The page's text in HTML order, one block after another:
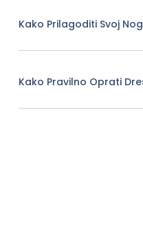
Kako Prilagoditi Svoj
Kako Pravilno Oprati